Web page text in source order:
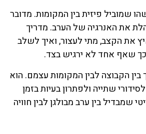
שמוביל פיזית בין המקומות. מדובר
את האנרגיה של הערב. מדריך
את הקצב, מתי לעצור, ואיך לשלב
שאף אחד לא ירגיש בצד.
בין הקבוצה לבין המקומות עצמם. הוא
שתייה ולפתרון בעיות בזמן
שמבדיל בין ערב מבולגן לבין חוויה